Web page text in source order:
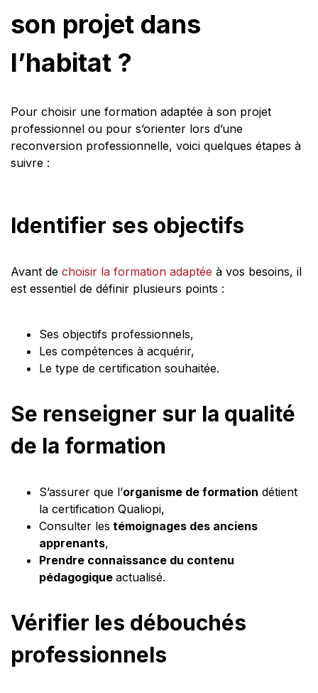
son projet dans
l’habitat ?
Pour choisir une formation adaptée à son projet
professionnel ou pour s’orienter lors d’une
reconversion professionnelle, voici quelques étapes à
suivre :
Identifier ses objectifs
Avant de choisir la formation adaptée à vos besoins, il
est essentiel de définir plusieurs points :
Ses objectifs professionnels,
Les compétences à acquérir,
Le type de certification souhaitée.
Se renseigner sur la qualité
de la formation
S’assurer que l’organisme de formation détient
la certification Qualiopi,
Consulter les témoignages des anciens
apprenants,
Prendre connaissance du contenu
pédagogique actualisé.
Vérifier les débouchés
professionnels